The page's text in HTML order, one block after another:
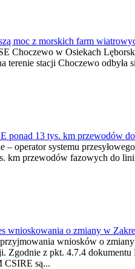
moc z morskich farm
Choczewo w Osiekach
terenie stacji Choczewo
ponad 13 tys. km przewodów
– operator systemu
km przewodów fazowych do
wnioskowania o zmiany w
wniosków o
Zgodnie z pkt. 4.7.4
CSIRE są...